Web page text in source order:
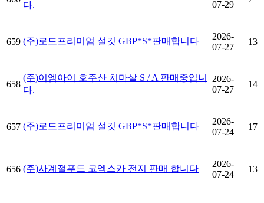
다.
07-29
659 (주)로드프리미엄 설깃 GBP*S*판매합니다
2026-
07-27
13
658
(주)이엠아이 호주산 치마살 S / A 판매중입니
다.
2026-
07-27
14
657 (주)로드프리미엄 설깃 GBP*S*판매합니다
2026-
07-24
17
656 (주)사계절푸드 코엑스카 전지 판매 합니다
2026-
07-24
13